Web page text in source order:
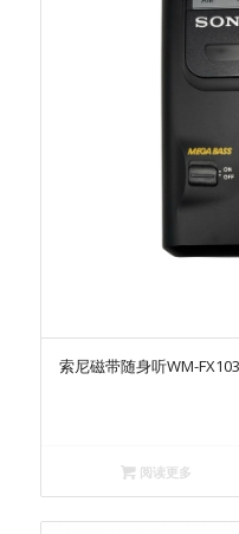
索尼磁带随身听WM-
阅读更多